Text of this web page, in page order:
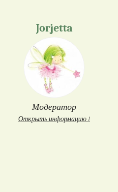
Jorjetta
Модератор
Открыть информацию ↓